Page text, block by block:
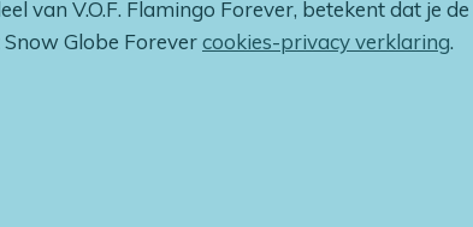
van V.O.F. Flamingo Forever, betekent dat je de
Globe Forevercookies-privacy verklaring.